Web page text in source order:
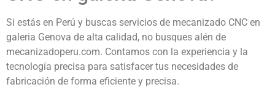
Si estás en Perú y buscas servicios de mecanizado CNC en
galeria Genova de alta calidad, no busques alén de
mecanizadoperu.com. Contamos con la experiencia y la
tecnología precisa para satisfacer tus necesidades de
fabricación de forma eficiente y precisa.